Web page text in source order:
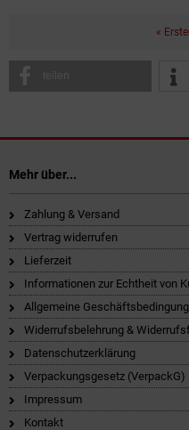
«
teilen
Mehr über...
Zahlung & Versand
Vertrag widerrufen
Lieferzeit
Informationen zur Echtheit von
Allgemeine
Widerrufsbelehrung &
Datenschutzerklärung
Verpackungsgesetz (VerpackG)
Impressum
Kontakt